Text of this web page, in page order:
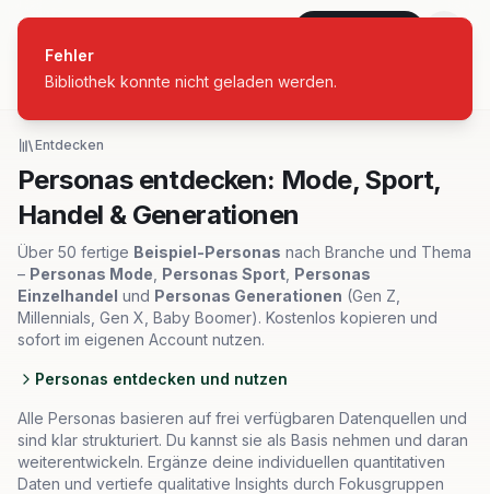
Fehler
Bibliothek konnte nicht geladen werden.
Alle Branchen
Entdecken
Personas entdecken: Mode, Sport,
Handel & Generationen
Über 50 fertige Beispiel-Personas nach Branche und Thema
– Personas Mode Personas Sport Personas
Einzelhandel und Personas Generationen (Gen Z,
Millennials, Gen X, Baby Boomer). Kostenlos kopieren und
sofort im eigenen Account nutzen.
Personas entdecken und nutzen
Alle Personas basieren auf frei verfügbaren Datenquellen und
sind klar strukturiert. Du kannst sie als Basis nehmen und daran
weiterentwickeln. Ergänze deine individuellen quantitativen
Daten und vertiefe qualitative Insights durch Fokusgruppen